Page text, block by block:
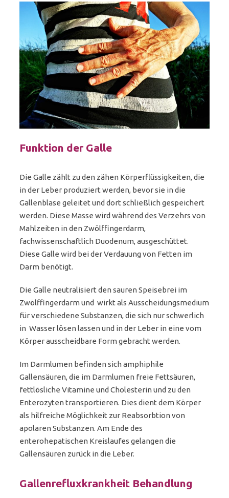
Funktion der Galle
Die Galle zählt zu den zähen Körperflüssigkeiten, die
in der Leber produziert werden, bevor sie in die
Gallenblase geleitet und dort schließlich gespeichert
werden. Diese Masse wird während des Verzehrs von
Mahlzeiten in den Zwölffingerdarm,
fachwissenschaftlich Duodenum, ausgeschüttet.
Diese Galle wird bei der Verdauung von Fetten im
Darm benötigt.
Die Galle neutralisiert den sauren Speisebrei im
Zwölffingerdarm und wirkt als Ausscheidungsmedium
für verschiedene Substanzen, die sich nur schwerlich
in Wasser lösen lassen und in der Leber in eine vom
Körper ausscheidbare Form gebracht werden.
Im Darmlumen befinden sich amphiphile
Gallensäuren, die im Darmlumen freie Fettsäuren,
fettlösliche Vitamine und Cholesterin und zu den
Enterozyten transportieren. Dies dient dem Körper
als hilfreiche Möglichkeit zur Reabsorbtion von
apolaren Substanzen. Am Ende des
enterohepatischen Kreislaufes gelangen die
Gallensäuren zurück in die Leber.
Gallenrefluxkrankheit Behandlung